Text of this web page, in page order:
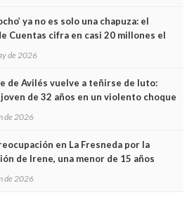
ya no es solo una chapuza: el
Cuentas cifra en casi 20 millones el
de los trenes que no cabían por los
de 2026
de Avilés vuelve a teñirse de luto:
de 32 años en un violento choque
de 2026
en La Fresneda por la
de Irene, una menor de 15 años
de 2026